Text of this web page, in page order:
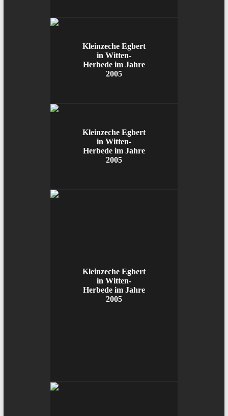
Kleinzeche Egbert
in Witten-
Herbede im Jahre
2005
Kleinzeche Egbert
in Witten-
Herbede im Jahre
2005
Kleinzeche Egbert
in Witten-
Herbede im Jahre
2005